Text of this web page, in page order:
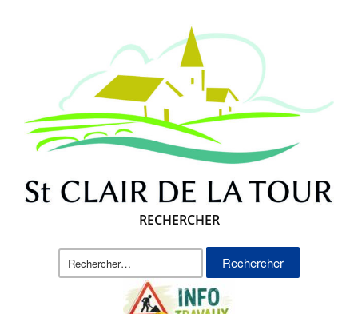
RECHERCHER
Rechercher :